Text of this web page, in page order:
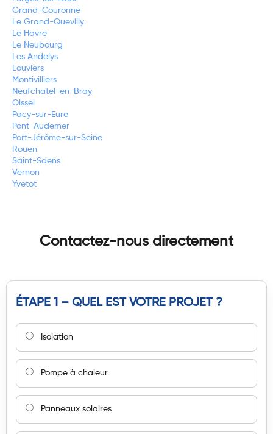
Grand-Couronne
Le Grand-Quevilly
Le Havre
Le Neubourg
Les Andelys
Louviers
Montivilliers
Neufchatel-en-Bray
Oissel
Pacy-sur-Eure
Pont-Audemer
Port-Jérôme-sur-Seine
Rouen
Saint-Saëns
Vernon
Yvetot
Contactez-nous directement
ÉTAPE 1 – QUEL EST VOTRE PROJET ?
Isolation
Pompe à chaleur
Panneaux solaires